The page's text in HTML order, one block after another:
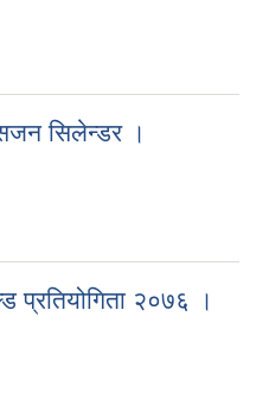
सिलेन्डर ।
प्रतियोगिता २०७६ ।